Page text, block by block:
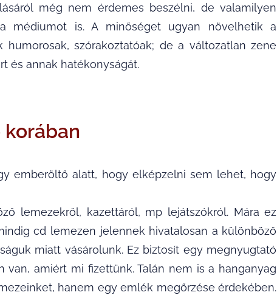
még nem érdemes beszélni, de valamilyen
médiumot is. A minőséget ugyan növelhetik a
szórakoztatóak; de a változatlan zene
és annak hatékonyságát.
korában
emberöltő alatt, hogy elképzelni sem lehet, hogy
lemezekről, kazettáról, mp lejátszókról. Mára ez
cd lemezen jelennek hivatalosan a különböző
miatt vásárolunk. Ez biztosít egy megnyugtató
amiért mi fizettünk. Talán nem is a hanganyag
hanem egy emlék megőrzése érdekében.